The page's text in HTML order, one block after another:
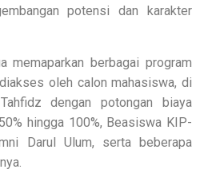
potensi dan karakter
memaparkan berbagai program
oleh calon mahasiswa, di
dengan potongan biaya
hingga 100%, Beasiswa KIP-
Darul Ulum, serta beberapa